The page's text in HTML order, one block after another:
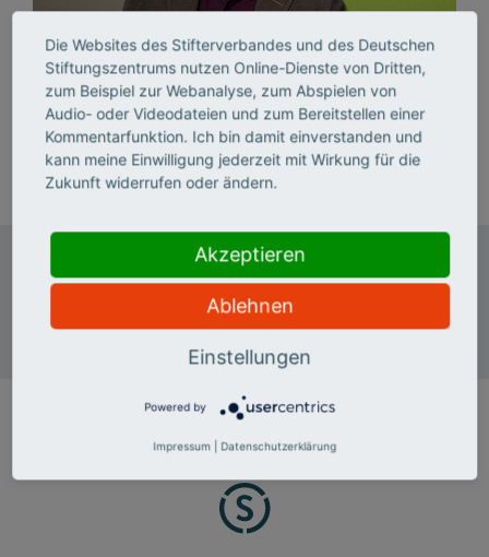
Dr. Malte Miram ist Programmmanager für
Qualifizierung und Weiterbildung im Hochschulforum
Digitalisierung.
E-Mail senden
Stifterverband
Digital Hub
Tempelhofer Ufer 11
Die Websites des Stifterverbandes und des Deutschen
Stiftungszentrums nutzen Online-Dienste von Dritten,
zum Beispiel zur Webanalyse, zum Abspielen von
Audio- oder Videodateien und zum Bereitstellen einer
Kommentarfunktion. Ich bin damit einverstanden und
kann meine Einwilligung jederzeit mit Wirkung für die
Zukunft widerrufen oder ändern.
Akzeptieren
Ablehnen
Einstellungen
Powered by
Impressum Datenschutzerklärung